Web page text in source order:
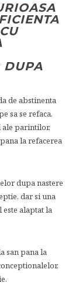
DUPA
de abstinenta
sa se refaca.
ale parintilor,
la refacerea
dupa nastere
dar si una
alaptat la
san pana la